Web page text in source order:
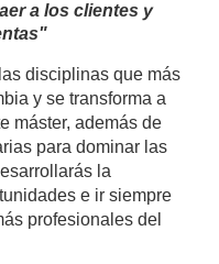
a los clientes y
disciplinas que más
y se transforma a
máster, además de
para dominar las
la
e ir siempre
profesionales del